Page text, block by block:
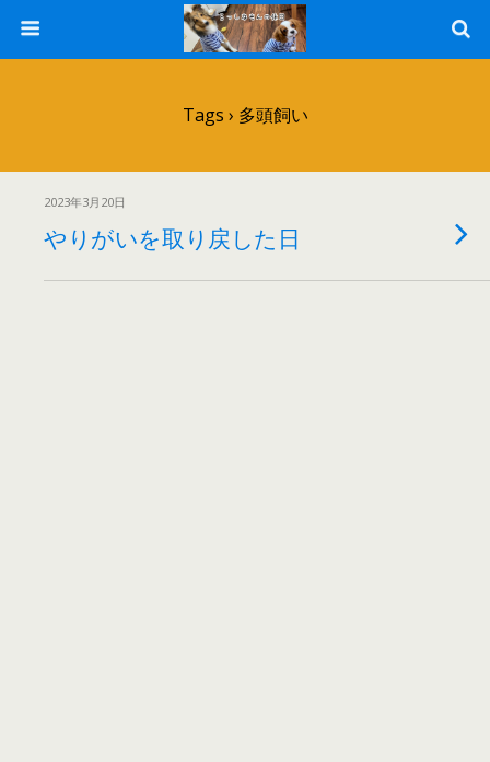
Tags › 多頭飼い
2023年3月20日
やりがいを取り戻した日